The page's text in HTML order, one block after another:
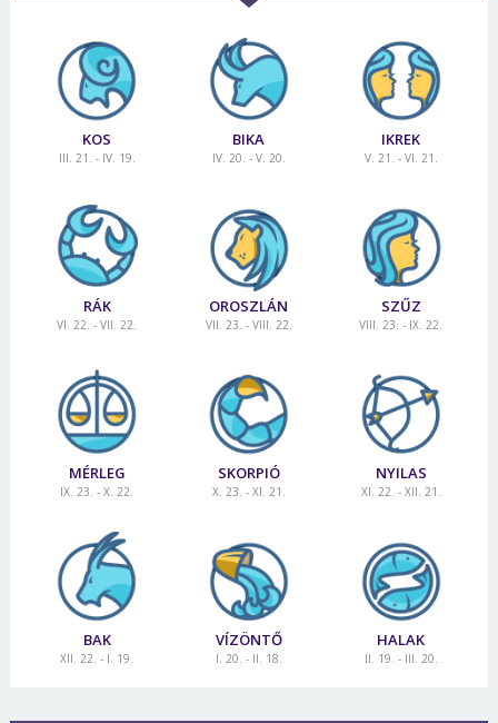
KOS
III. 21. - IV. 19.
BIKA
IV. 20. - V. 20.
IKREK
V. 21. - VI. 21.
RÁK
VI. 22. - VII. 22.
OROSZLÁN
VII. 23. - VIII. 22.
SZŰZ
VIII. 23. - IX. 22.
MÉRLEG
IX. 23. - X. 22.
SKORPIÓ
X. 23. - XI. 21.
NYILAS
XI. 22. - XII. 21.
BAK
XII. 22. - I. 19.
VÍZÖNTŐ
I. 20. - II. 18.
HALAK
II. 19. - III. 20.